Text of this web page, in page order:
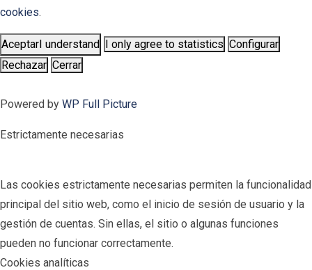
cookies.
AceptarI understand I only agree to statistics Configurar
Rechazar Cerrar
Powered by WP Full Picture
Estrictamente necesarias
Las cookies estrictamente necesarias permiten la funcionalidad
principal del sitio web, como el inicio de sesión de usuario y la
gestión de cuentas. Sin ellas, el sitio o algunas funciones
pueden no funcionar correctamente.
Cookies analíticas